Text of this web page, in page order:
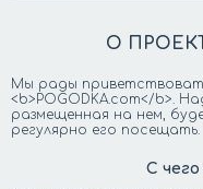
О
Мы рады
<b>POGODKA.com</b>.
размещенная на нем,
регулярно его посещать.
С чего